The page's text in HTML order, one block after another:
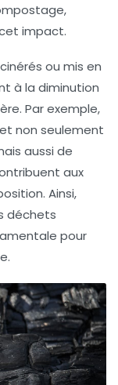
,
impact.
ou mis en
à la diminution
Par exemple,
non seulement
aussi de
aux
Ainsi,
déchets
pour